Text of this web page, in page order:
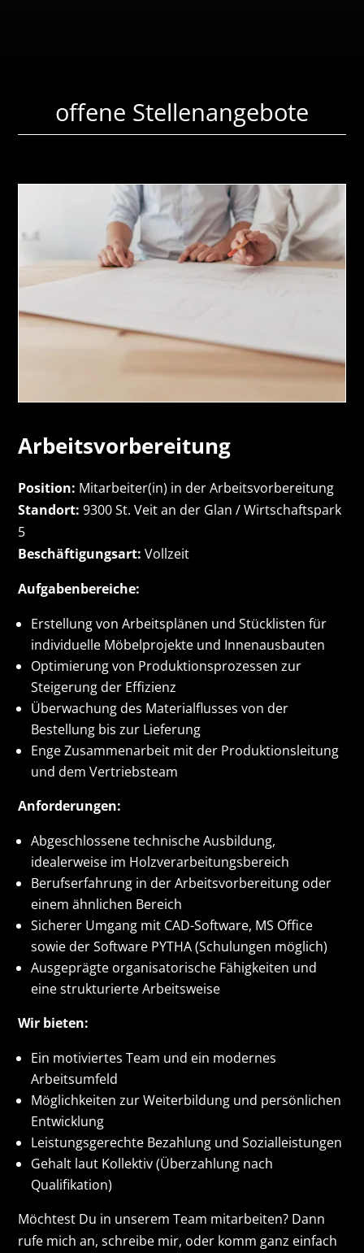
offene Stellenangebote
Arbeitsvorbereitung
Position: Mitarbeiter(in) in der Arbeitsvorbereitung
Standort: 9300 St. Veit an der Glan / Wirtschaftspark
5
Beschäftigungsart: Vollzeit
Aufgabenbereiche:
Erstellung von Arbeitsplänen und Stücklisten für
individuelle Möbelprojekte und Innenausbauten
Optimierung von Produktionsprozessen zur
Steigerung der Effizienz
Überwachung des Materialflusses von der
Bestellung bis zur Lieferung
Enge Zusammenarbeit mit der Produktionsleitung
und dem Vertriebsteam
Anforderungen:
Abgeschlossene technische Ausbildung,
idealerweise im Holzverarbeitungsbereich
Berufserfahrung in der Arbeitsvorbereitung oder
einem ähnlichen Bereich
Sicherer Umgang mit CAD-Software, MS Office
sowie der Software PYTHA (Schulungen möglich)
Ausgeprägte organisatorische Fähigkeiten und
eine strukturierte Arbeitsweise
Wir bieten:
Ein motiviertes Team und ein modernes
Arbeitsumfeld
Möglichkeiten zur Weiterbildung und persönlichen
Entwicklung
Leistungsgerechte Bezahlung und Sozialleistungen
Gehalt laut Kollektiv (Überzahlung nach
Qualifikation)
Möchtest Du in unserem Team mitarbeiten? Dann
rufe mich an, schreibe mir, oder komm ganz einfach